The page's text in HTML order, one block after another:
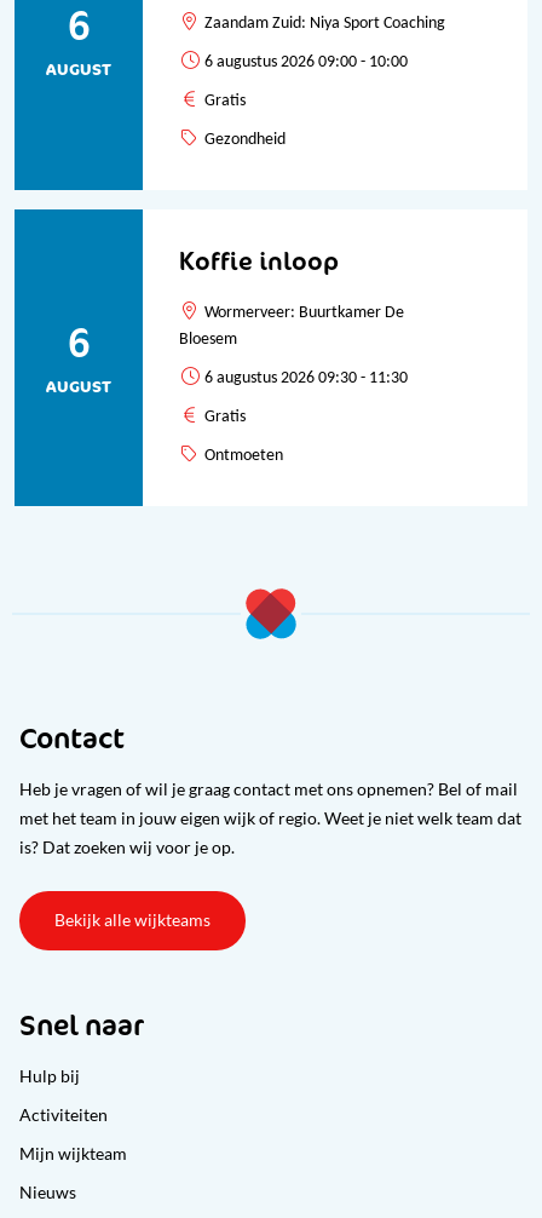
6
AUGUST
Zaandam Zuid: Niya Sport Coaching
6 augustus 2026 09:00 - 10:00
Gratis
Gezondheid
Koffie inloop
6
AUGUST
Wormerveer: Buurtkamer De
Bloesem
6 augustus 2026 09:30 - 11:30
Gratis
Ontmoeten
Contact
Heb je vragen of wil je graag contact met ons opnemen? Bel of mail
met het team in jouw eigen wijk of regio. Weet je niet welk team dat
is? Dat zoeken wij voor je op.
Bekijk alle wijkteams
Snel naar
Hulp bij
Activiteiten
Mijn wijkteam
Nieuws